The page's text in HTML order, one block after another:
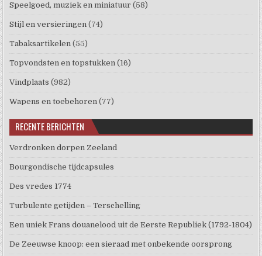
Speelgoed, muziek en miniatuur (58)
Stijl en versieringen (74)
Tabaksartikelen (55)
Topvondsten en topstukken (16)
Vindplaats (982)
Wapens en toebehoren (77)
RECENTE BERICHTEN
Verdronken dorpen Zeeland
Bourgondische tijdcapsules
Des vredes 1774
Turbulente getijden – Terschelling
Een uniek Frans douanelood uit de Eerste Republiek (1792-1804)
De Zeeuwse knoop: een sieraad met onbekende oorsprong